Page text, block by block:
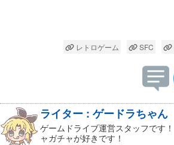
レトロゲーム SFC
ライター : ゲードラちゃん
ゲームドライブ運営スタッフです
ャガチャが好きです！